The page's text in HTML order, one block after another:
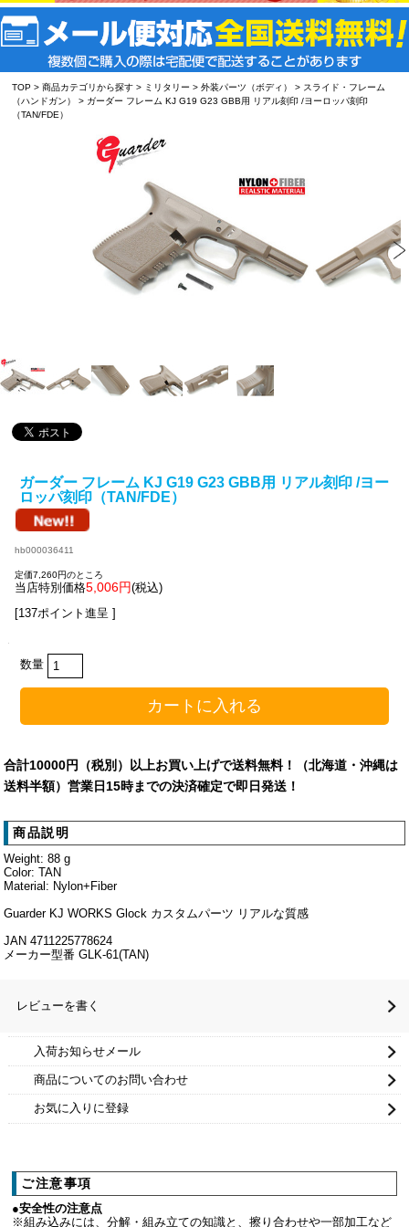
TOP >商品カテゴリから探す > ミリタリー >外装パーツ（ボディ） > スライド・フレーム
（ハンドガン）
> ガーダー フレーム KJ G19 G23 GBB用 リアル刻印 /ヨーロッパ刻印
（TAN/FDE）
ガーダー フレーム KJ G19 G23 GBB用 リアル刻印 /ヨー
ロッパ刻印（TAN/FDE）
hb000036411
定価7,260円のところ
当店特別価格5,006円(税込)
[137ポイント進呈 ]
数量
合計10000円（税別）以上お買い上げで送料無料！（北海道・沖縄は
送料半額）営業日15時までの決済確定で即日発送！
商品説明
Weight: 88 g
Color: TAN
Material: Nylon+Fiber
Guarder KJ WORKS Glock カスタムパーツ リアルな質感
JAN 4711225778624
メーカー型番 GLK-61(TAN)
レビューを書く
入荷お知らせメール
商品についてのお問い合わせ
お気に入りに登録
ご注意事項
●安全性の注意点
※組み込みには、分解・組み立ての知識と、擦り合わせや一部加工など